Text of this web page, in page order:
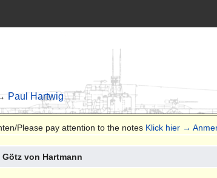
Paul Hartwig
Please pay attention to the notes Klick hier →
Götz von Hartmann